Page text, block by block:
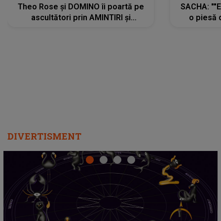
Theo Rose și DOMINO îi poartă pe
ascultători prin AMINTIRI și
SACHA:
o piesă
DIVERTISMENT